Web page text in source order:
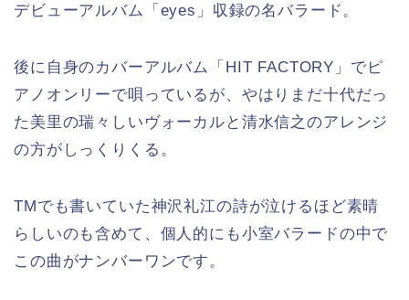
デビューアルバム「eyes」収録の名バラード。
後に自身のカバーアルバム「HIT FACTORY」でピ
アノオンリーで唄っているが、やはりまだ十代だっ
た美里の瑞々しいヴォーカルと清水信之のアレンジ
の方がしっくりくる。
TMでも書いていた神沢礼江の詩が泣けるほど素晴
らしいのも含めて、個人的にも小室バラードの中で
この曲がナンバーワンです。